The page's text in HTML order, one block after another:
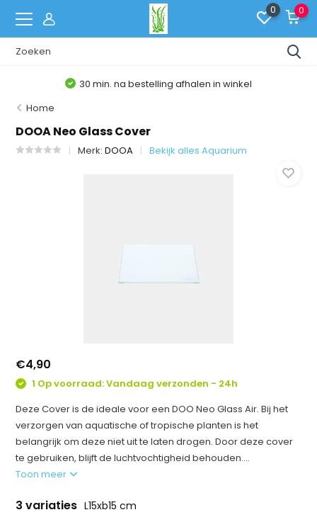
0 0
30 min. na bestelling afhalen in winkel
Home
DOOA Neo Glass Cover
Merk:DOOA Bekijk alles Aquarium
€4,90
1 Op voorraad: Vandaag verzonden - 24h
Deze Cover is de ideale voor een DOO Neo Glass Air. Bij het
verzorgen van aquatische of tropische planten is het
belangrijk om deze niet uit te laten drogen. Door deze cover
te gebruiken, blijft de luchtvochtigheid behouden....
Toon meer
3 variaties L15xb15 cm